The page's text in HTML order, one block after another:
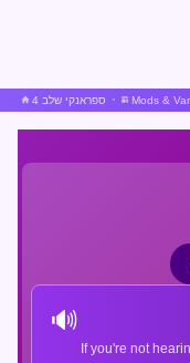
ספראנקי שלב 4 Mods &
🔊
If you're not